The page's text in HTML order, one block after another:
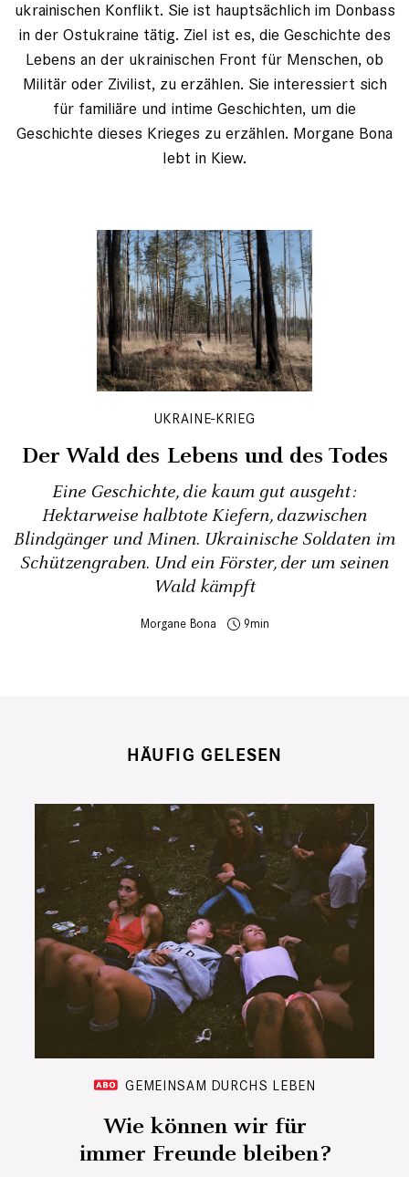
ukrainischen Konflikt. Sie ist hauptsächlich im Donbass
in der Ostukraine tätig. Ziel ist es, die Geschichte des
Lebens an der ukrainischen Front für Menschen, ob
Militär oder Zivilist, zu erzählen. Sie interessiert sich
für familiäre und intime Geschichten, um die
Geschichte dieses Krieges zu erzählen. Morgane Bona
lebt in Kiew.
UKRAINE-KRIEG
Der Wald des Lebens und des Todes
Eine Geschichte, die kaum gut ausgeht:
Hektarweise halbtote Kiefern, dazwischen
Blindgänger und Minen. Ukrainische Soldaten im
Schützengraben. Und ein Förster, der um seinen
Wald kämpft
Morgane Bona 9
HÄUFIG GELESEN
GEMEINSAM DURCHS LEBEN
Wie können wir für
immer Freunde bleiben?